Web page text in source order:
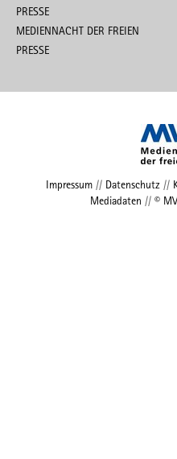
PRESSE
MEDIENNACHT DER FREIEN
PRESSE
Impressum// Datenschutz//
Mediadaten // ©